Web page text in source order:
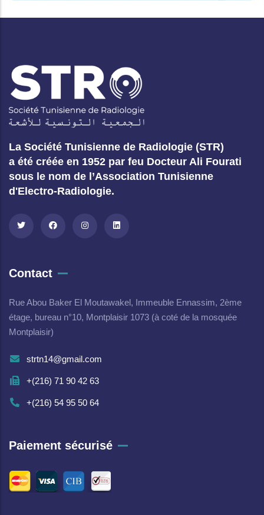
La Société Tunisienne de Radiologie (STR)
a été créée en 1952 par feu Docteur Ali Fourati
sous le nom de l’Association Tunisienne
d'Electro-Radiologie.
Contact
Rue Abou Baker El Moutawakel, Immeuble Ennassim, 2ème
étage, bureau n°10, Montplaisir 1073 (à coté de la mosquée
Montplaisir)
strtn14@gmail.com
+(216) 71 90 42 63
+(216) 54 95 50 64
Paiement sécurisé